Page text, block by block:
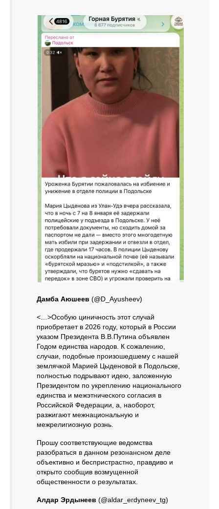
Дамба Аюшеев (@D_Ayusheev)
<…>Особую циничность этот случай
приобретает в 2026 году, который в России
указом Президента В.В.Путина объявлен
Годом единства народов. К сожалению,
случаи, подобные произошедшему с нашей
землячкой Марией Цыденовой в Подольске,
полностью подрывают идею, заложенную
Президентом по укреплению национального
единства и межэтнического согласия в
Российской Федерации, а, наоборот,
разжигают межнациональную и
межрелигиозную рознь.
Прошу соответствующие ведомства
разобраться в данном резонансном деле
объективно и беспристрастно, правдиво и
открыто сообщив возмущенной
общественности о результатах.
Алдар Эрдынеев (@aldar_erdyneev_tg)